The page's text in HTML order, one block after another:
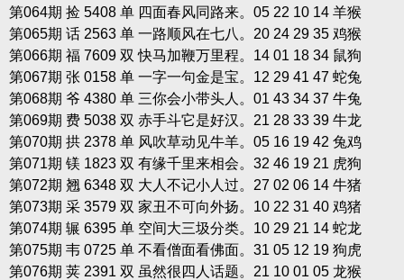
第064期 捡 5408 单 四面春风同路来。05 22 10 14 羊猴
第065期 话 2563 单 一路顺风在七八。20 24 29 35 鸡猴
第066期 福 7609 双 快马加鞭万里程。14 01 18 34 鼠狗
第067期 张 0158 单 一字一句金是宝。12 29 41 47 蛇兔
第068期 爷 4380 单 三你会小带头人。01 43 34 37 牛兔
第069期 费 5038 双 赤手斗它是好汉。21 28 33 39 牛龙
第070期 拱 2378 单 风吹草动见牛羊。05 16 19 42 兔鸡
第071期 镁 1823 双 有缘千里来相会。32 46 19 21 虎狗
第072期 翘 6348 双 大人不记小人过。27 02 06 14 牛猪
第073期 采 3579 双 家丑不可向外扬。10 22 31 40 鸡猪
第074期 辗 6395 单 空间大三圾分类。10 29 21 14 蛇龙
第075期 韦 0725 单 不看僧面看佛面。31 05 12 19 狗虎
第076期 荚 2391 双 虽然很四人话题。21 10 01 05 龙猴